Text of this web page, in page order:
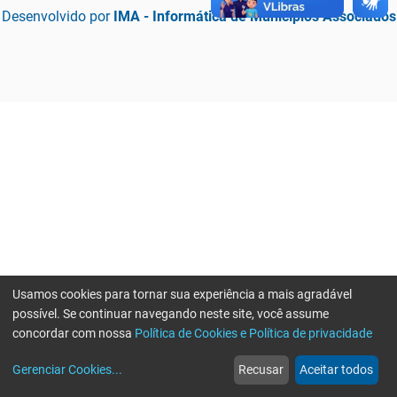
Desenvolvido por IMA - Informática de Municípios Associados
web
Notícias
more_horiz
Mais
Usamos cookies para tornar sua experiência a mais agradável
possível. Se continuar navegando neste site, você assume
concordar com nossa Política de Cookies e Política de privacidade
Gerenciar Cookies... Recusar Aceitar todos
Erro ao enviar informações, por favor tente novamente